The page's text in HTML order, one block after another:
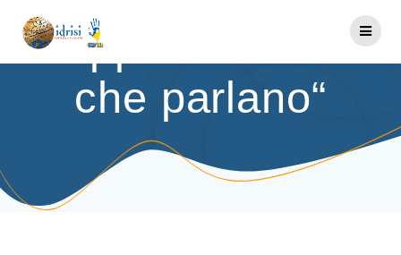
Tappa 4: “I muri
che parlano“